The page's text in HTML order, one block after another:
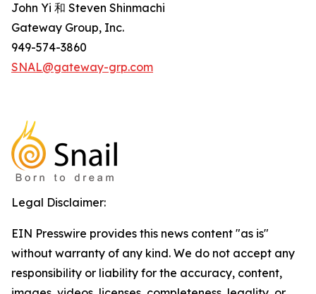
John Yi 和 Steven Shinmachi
Gateway Group, Inc.
949-574-3860
SNAL@gateway-grp.com
Legal Disclaimer:
EIN Presswire provides this news content "as is"
without warranty of any kind. We do not accept any
responsibility or liability for the accuracy, content,